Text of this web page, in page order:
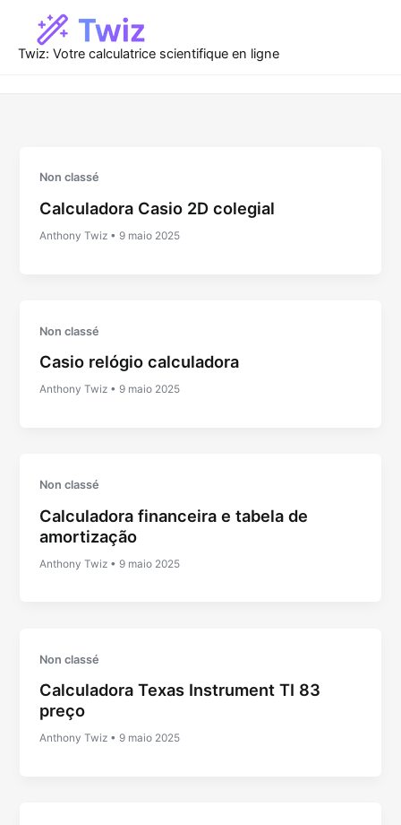
Twiz: Votre calculatrice scientifique en ligne
Non classé
Calculadora Casio 2D colegial
Anthony Twiz •9 maio 2025
Non classé
Casio relógio calculadora
Anthony Twiz •9 maio 2025
Non classé
Calculadora financeira e tabela de
amortização
Anthony Twiz •9 maio 2025
Non classé
Calculadora Texas Instrument TI 83
preço
Anthony Twiz •9 maio 2025